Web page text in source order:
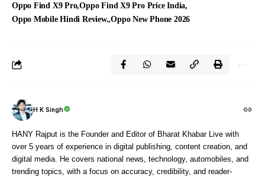
Oppo Find X9 Pro Oppo Find X9 Pro Price India
Oppo Mobile Hindi Review. Oppo New Phone 2026
H K Singh
HANY Rajput is the Founder and Editor of Bharat Khabar Live with
over 5 years of experience in digital publishing, content creation, and
digital media. He covers national news, technology, automobiles, and
trending topics, with a focus on accuracy, credibility, and reader-